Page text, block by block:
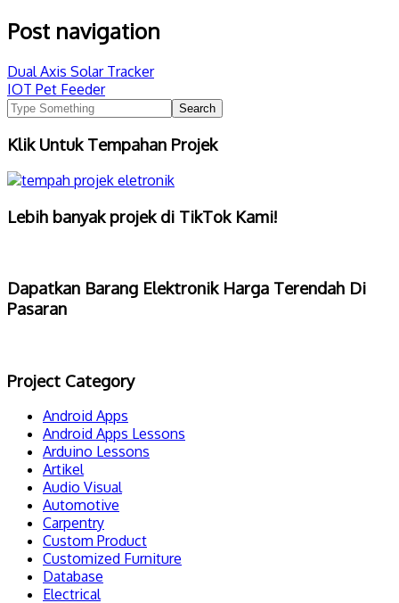
Post navigation
Dual Axis Solar Tracker
IOT Pet Feeder
Klik Untuk Tempahan Projek
Lebih banyak projek di TikTok Kami!
Dapatkan Barang Elektronik Harga Terendah Di
Pasaran
Project Category
Android Apps
Android Apps Lessons
Arduino Lessons
Artikel
Audio Visual
Automotive
Carpentry
Custom Product
Customized Furniture
Database
Electrical